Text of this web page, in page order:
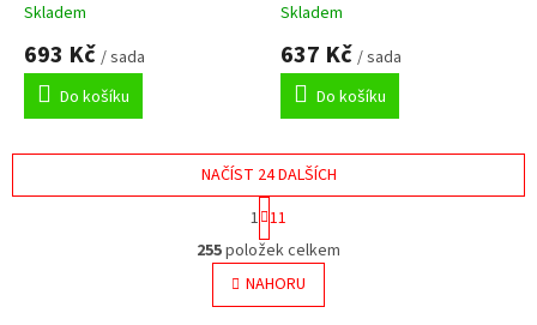
Skladem
693 Kč / sada
Do košíku
Skladem
637 Kč / sada
Do košíku
O
v
l
á
NAČÍST 24 DALŠÍCH
S
t
r
á
n
k
1 11
255položek celkem
NAHORU